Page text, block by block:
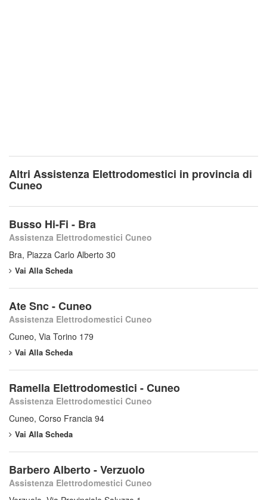
Altri Assistenza Elettrodomestici in provincia di
Cuneo
Busso Hi-Fi - Bra
Assistenza Elettrodomestici Cuneo
Bra, Piazza Carlo Alberto 30
Vai Alla Scheda
Ate Snc - Cuneo
Assistenza Elettrodomestici Cuneo
Cuneo, Via Torino 179
Vai Alla Scheda
Ramella Elettrodomestici - Cuneo
Assistenza Elettrodomestici Cuneo
Cuneo, Corso Francia 94
Vai Alla Scheda
Barbero Alberto - Verzuolo
Assistenza Elettrodomestici Cuneo